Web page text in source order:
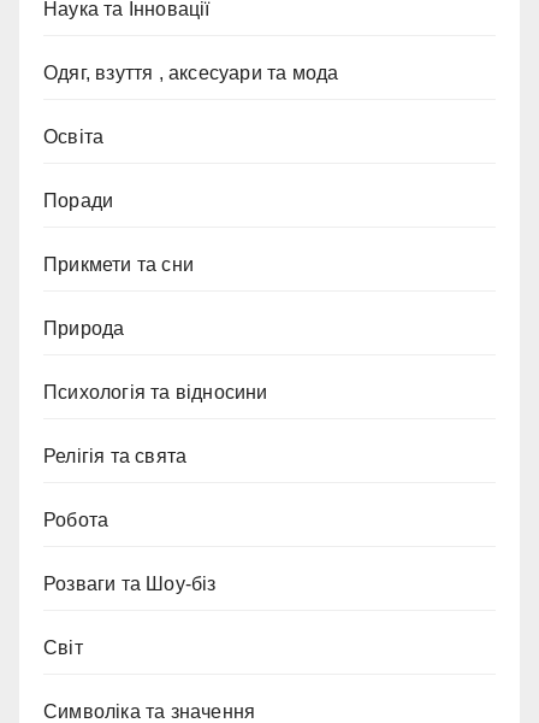
Наука та Інновації
Одяг, взуття , аксесуари та мода
Освіта
Поради
Прикмети та сни
Природа
Психологія та відносини
Релігія та свята
Робота
Розваги та Шоу-біз
Світ
Символіка та значення